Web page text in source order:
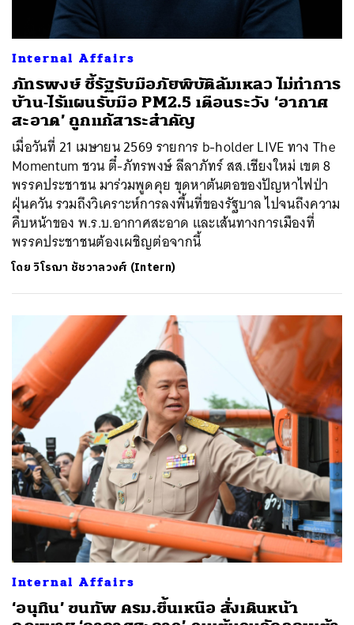
Internal Affairs
ภัทรพงษ์ ชี้รัฐรับมือภัยพิบัติล้มเหลว ไม่ทำการ
บ้าน-ไร้แผนรับมือ PM2.5 เตือนระวัง ‘อากาศ
สะอาด’ ถูกแก้สาระสำคัญ
เมื่อวันที่ 21 เมษายน 2569 รายการ b-holder LIVE ทาง The
Momentum ชวน ตี๋-ภัทรพงษ์ ลีลาภัทร์ สส.เชียงใหม่ เขต 8
พรรคประชาชน มาร่วมพูดคุย ขุดหาต้นตอของปัญหาไฟป่า
ฝุ่นควัน รวมถึงวิเคราะห์การลงพื้นที่ของรัฐบาล ไปจนถึงความ
คืบหน้าของ พ.ร.บ.อากาศสะอาด และเส้นทางการเมืองที่
พรรคประชาชนต้องเผชิญต่อจากนี้
โดยวิโรฌา ชัชวาลวงศ์ (Intern)
Internal Affairs
‘อนุทิน’ ขนทัพ ครม.ขึ้นเหนือ สั่งเดินหน้า